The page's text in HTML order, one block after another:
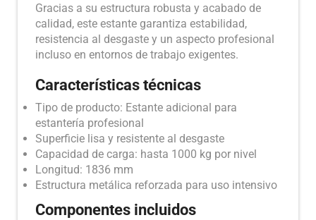
Gracias a su estructura robusta y acabado de
calidad, este estante garantiza estabilidad,
resistencia al desgaste y un aspecto profesional
incluso en entornos de trabajo exigentes.
Características técnicas
Tipo de producto: Estante adicional para
estantería profesional
Superficie lisa y resistente al desgaste
Capacidad de carga: hasta 1000 kg por nivel
Longitud: 1836 mm
Estructura metálica reforzada para uso intensivo
Componentes incluidos